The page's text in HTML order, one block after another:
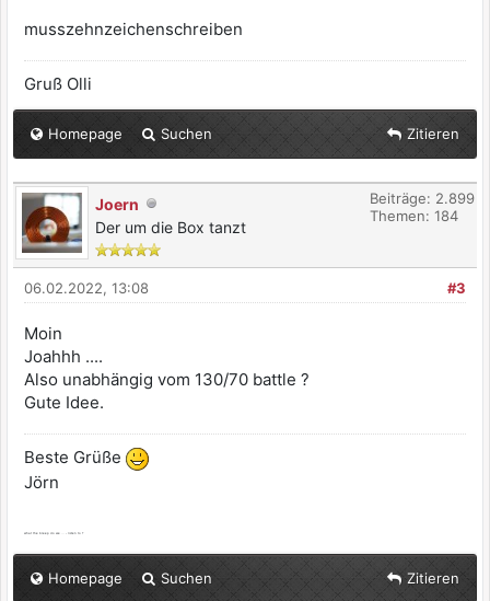
musszehnzeichenschreiben
Gruß Olli
Homepage Suchen Zitieren
Joern
Der um die Box tanzt
Beiträge: 2.899
Themen: 184
#3
06.02.2022, 13:08
Moin
Joahhh ....
Also unabhängig vom 130/70 battle ?
Gute Idee.
Beste Grüße
Jörn
what the bleep do we ... - listen to ?
Homepage Suchen Zitieren